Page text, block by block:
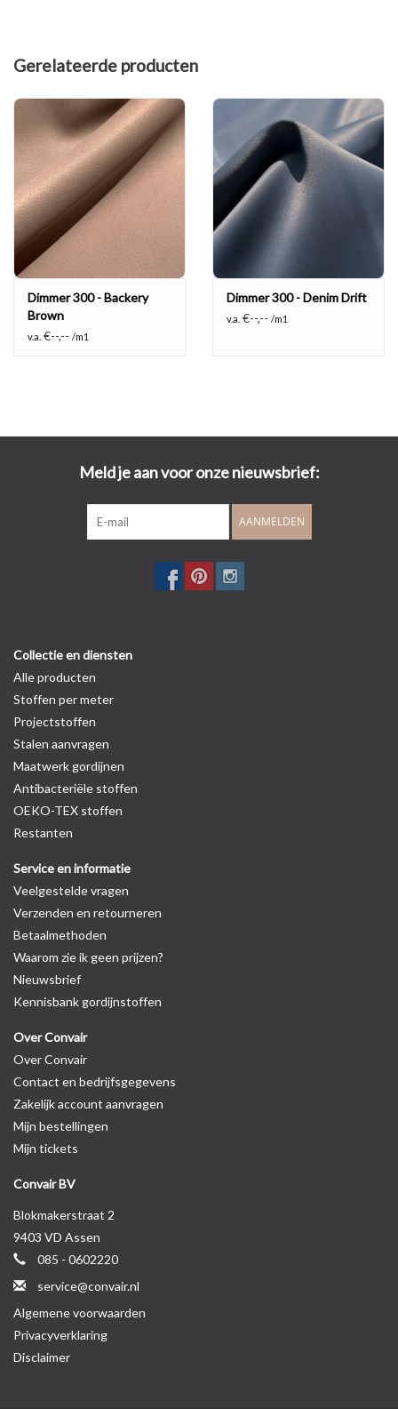
Gerelateerde producten
Dimmer 300 - Backery
Brown
v.a. €--,-- /m1
Dimmer 300 - Denim Drift
v.a. €--,-- /m1
Meld je aan voor onze nieuwsbrief:
AANMELDEN
Collectie en diensten
Alle producten
Stoffen per meter
Projectstoffen
Stalen aanvragen
Maatwerk gordijnen
Antibacteriële stoffen
OEKO-TEX stoffen
Restanten
Service en informatie
Veelgestelde vragen
Verzenden en retourneren
Betaalmethoden
Waarom zie ik geen prijzen?
Nieuwsbrief
Kennisbank gordijnstoffen
Over Convair
Over Convair
Contact en bedrijfsgegevens
Zakelijk account aanvragen
Mijn bestellingen
Mijn tickets
Convair BV
Blokmakerstraat 2
9403 VD Assen
085 - 0602220
service@convair.nl
Algemene voorwaarden
Privacyverklaring
Disclaimer